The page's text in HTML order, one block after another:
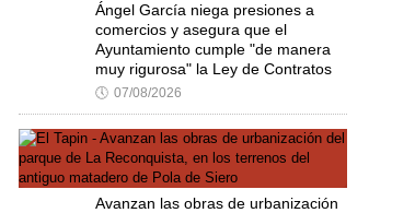
Ángel García niega presiones a
comercios y asegura que el
Ayuntamiento cumple "de manera
muy rigurosa" la Ley de Contratos
🕔 07/08/2026
Avanzan las obras de urbanización